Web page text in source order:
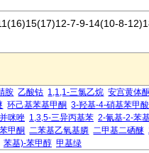
7-9-14(10-8-
胺 乙酸钴 1,1,1-三氯乙烷 安宫黄体
环己基苯基甲酮 3-羟基-4-硝基苯甲
咪唑 1,3,5-三异丙基苯 2-氰基-2-苯
甲酮 二苯基乙氧基膦 二甲基二硒醚
苯基)-苯甲醇 甲基绿